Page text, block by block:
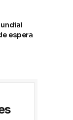
espera